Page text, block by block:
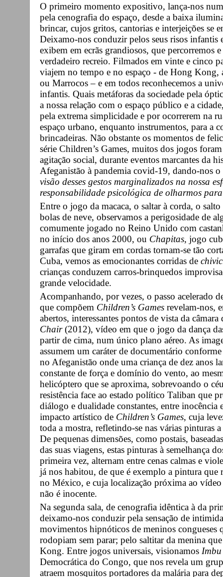
O primeiro momento expositivo, lança-nos
pela cenografia do espaço, desde a baixa
brincar, cujos gritos, cantorias e interjeições se
Deixamo-nos conduzir pelos seus risos infantis
exibem em ecrãs grandiosos, que percorremos
verdadeiro recreio. Filmados em vinte e cinco
viajem no tempo e no espaço - de Hong Kong,
ou Marrocos – e em todos reconhecemos a
infantis. Quais metáforas da sociedade pela
a nossa relação com o espaço público e a
pela extrema simplicidade e por ocorrerem na
espaço urbano, enquanto instrumentos, para a
brincadeiras. Não obstante os momentos de
série Children’s Games, muitos dos jogos
agitação social, durante eventos marcantes da
Afeganistão à pandemia covid-19, dando-nos
visão desses gestos marginalizados na nossa
responsabilidade psicológica de olharmos para
Entre o jogo da macaca, o saltar à corda, o
bolas de neve, observamos a perigosidade de
comumente jogado no Reino Unido com
no início dos anos 2000, ou Chapitas, jogo
garrafas que giram em cordas tornam-se tão
Cuba, vemos as emocionantes corridas de
crianças conduzem carros-brinquedos
grande velocidade.
Acompanhando, por vezes, o passo acelerado
que compõem Children’s Games revelam-nos,
abertos, interessantes pontos de vista da
Chair(2012), vídeo em que o jogo da dança
partir de cima, num único plano aéreo. As
assumem um caráter de documentário
no Afeganistão onde uma criança de dez anos
constante de força e domínio do vento, ao
helicóptero que se aproxima, sobrevoando o
resistência face ao estado político Taliban que
diálogo e dualidade constantes, entre
impacto artístico de Children’s Games, cuja
toda a mostra, refletindo-se nas várias pinturas
De pequenas dimensões, como postais,
das suas viagens, estas pinturas à semelhança
primeira vez, alternam entre cenas calmas e
já nos habitou, de que é exemplo a pintura que
no México, e cuja localização próxima ao
não é inocente.
Na segunda sala, de cenografia idêntica à da
deixamo-nos conduzir pela sensação de
movimentos hipnóticos de meninos congueses
rodopiam sem parar; pelo saltitar da menina
Kong. Entre jogos universais, visionamos Imbu
Democrática do Congo, que nos revela um
atraem mosquitos portadores da malária para